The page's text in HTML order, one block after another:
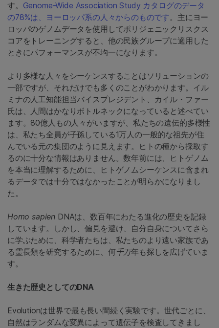
す。 Genome-Wide Association Study カタログのデータ
の78%は、ヨーロッパ系の人々からのものです。主にヨー
ロッパのゲノムデータを使用してポリジェニックリスクス
コアをトレーニングすると、他の民族グループに適用した
ときにパフォーマンスが不均一になります。
より多様な人々をシーケンスすることはソリューションの
一部ですが、それだけでも多くのことがわかります。イル
ミナの人工知能担当バイスプレジデント、カイル・ファー
氏は、人間はかなりボトルネックになっていると述べてい
ます。80億人もの人々がいますが、私たちの遺伝的多様性
は、私たち全員が子孫している1万人の一般的な祖先が住
んでいる元の集団のように見えます。ヒトの種から採取す
るのに十分な情報はありません。数年前には、ヒトゲノム
を本当に理解するために、ヒトゲノムシーケンスに含まれ
るデータでは十分ではなかったことが明らかになりまし
た。
Homo sapien DNAは、数百年にわたる進化の歴史を記録
しています。しかし、偏見を避け、自分自身についてさら
に学ぶために、科学者たちは、私たちのより遠い家族であ
る霊長類を研究するために、何千万年も探しを広げていま
す。
生きた歴史としてのDNA
Evolutionは世界で最も長い間続く実験です。世代ごとに、
自然はランダムな変異によって遺伝子を検査してきまし